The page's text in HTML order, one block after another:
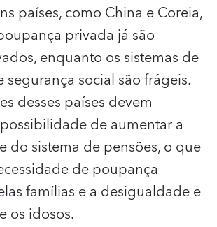
países, como China e Coreia,
privada já são
enquanto os sistemas de
segurança social são frágeis.
desses países devem
de aumentar a
do sistema de pensões, o que
de poupança
famílias e a desigualdade e
os idosos.